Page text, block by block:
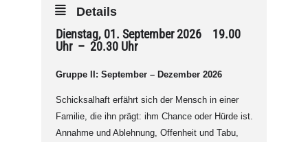
Details
Dienstag, 01. September 2026 19.00
Uhr – 20.30 Uhr
Gruppe II: September – Dezember 2026
Schicksalhaft erfährt sich der Mensch in einer
Familie, die ihn prägt: ihm Chance oder Hürde ist.
Annahme und Ablehnung, Offenheit und Tabu,